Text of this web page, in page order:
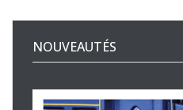
NOUVEAUTÉS